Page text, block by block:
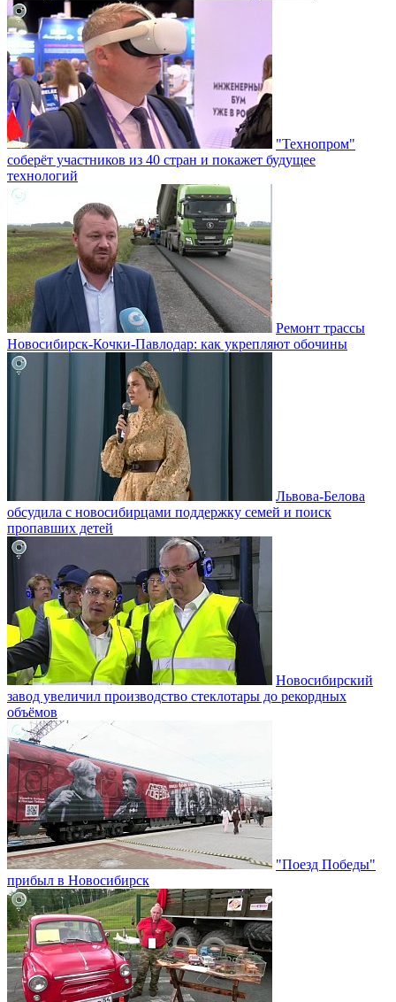
"Технопром"
соберёт участников из 40 стран и покажет будущее
технологий
Ремонт трассы
Новосибирск-Кочки-Павлодар: как укрепляют обочины
Львова-Белова
обсудила с новосибирцами поддержку семей и поиск
пропавших детей
Новосибирский
завод увеличил производство стеклотары до рекордных
объёмов
"Поезд Победы"
прибыл в Новосибирск